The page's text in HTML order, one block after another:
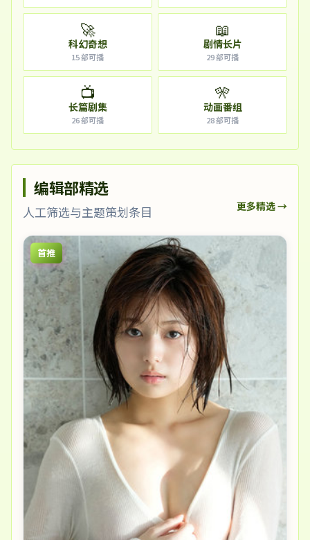
🚀
科幻奇想
15部可播
📖
剧情长片
29部可播
📺
长篇剧集
26部可播
🎌
动画番组
28部可播
编辑部精选
人工筛选与主题策划条目 更多精选 →
首推